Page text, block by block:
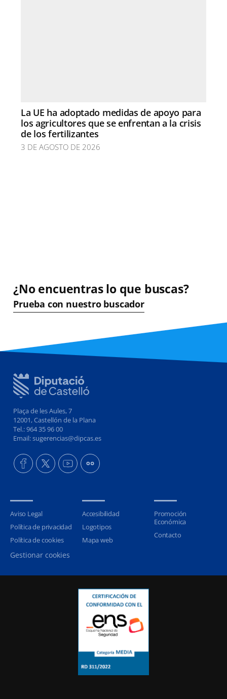
La UE ha adoptado medidas de apoyo para
los agricultores que se enfrentan a la crisis
de los fertilizantes
3 DE AGOSTO DE 2026
¿No encuentras lo que buscas?
Prueba con nuestro buscador
Plaça de les Aules, 7
12001, Castellón de la Plana
Tel.: 964 35 96 00
Email: sugerencias@dipcas.es
Aviso Legal
Política de privacidad
Política de cookies
Gestionar cookies
Accesibilidad
Logotipos
Mapa web
Promoción
Económica
Contacto